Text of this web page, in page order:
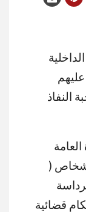
النفاذ
(
قضائية